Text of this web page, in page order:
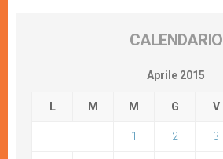
CALENDARIO
Aprile 2015
L M M G V
1 2 3